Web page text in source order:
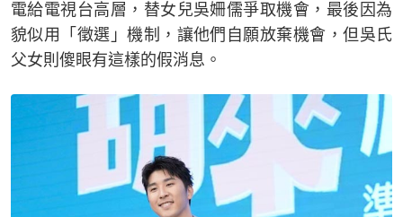
電給電視台高層，替女兒吳姍儒爭取機會，最後因為
貌似用「徵選」機制，讓他們自願放棄機會，但吳氏
父女則傻眼有這樣的假消息。